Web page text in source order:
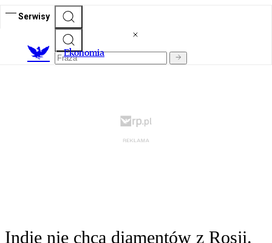
Serwisy
Ekonomia
Indie nie chcą diamentów z Rosji.